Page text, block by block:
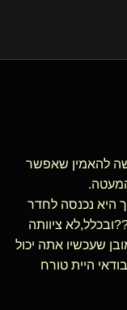
להאמין שאפשר
היא נכנסה לחדר
ציוותה
שעכשיו אתה יכול
היית טורח